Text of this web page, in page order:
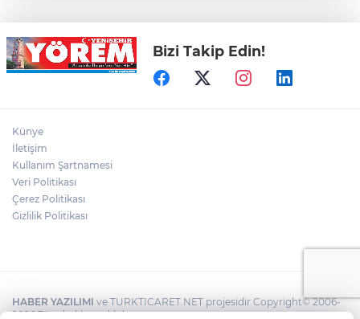
Bursa'nın Temmuz ayı ihracatı 3 milyar
914 milyon dolara ulaştı
Bizi Takip Edin!
Künye
İletişim
Kullanım Şartnamesi
Veri Politikası
Çerez Politikası
Gizlilik Politikası
HABER YAZILIMI ve TURKTICARET.NET projesidir Copyright© 2006-
2026 Tüm hakları saklıdır.